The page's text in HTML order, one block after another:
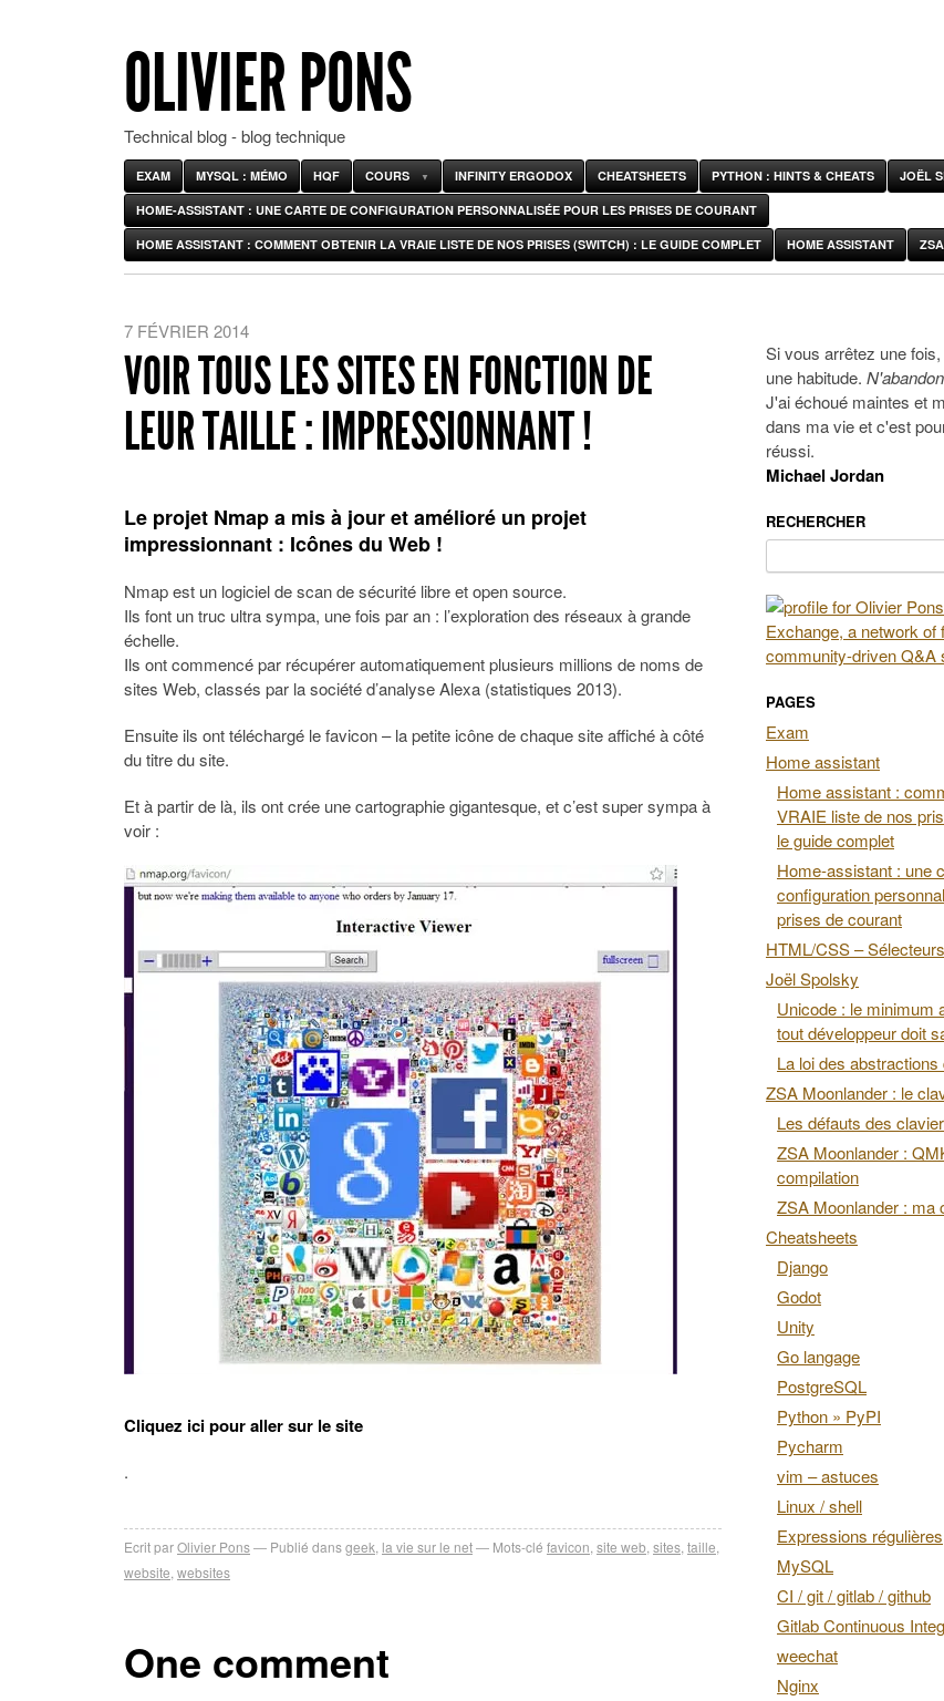
OLIVIER PONS
Technical blog - blog technique
EXAM MYSQL : MÉMO HQF COURS INFINITY ERGODOX CHEATSHEETS PYTHON : HINTS & CHEATS JOËL
HOME-ASSISTANT : UNE CARTE DE CONFIGURATION PERSONNALISÉE POUR LES PRISES DE COURANT
HOME ASSISTANT : COMMENT OBTENIR LA VRAIE LISTE DE NOS PRISES (SWITCH) : LE GUIDE COMPLET HOME ASSISTANT
7 FÉVRIER 2014
VOIR TOUS LES SITES EN FONCTION DE
LEUR TAILLE : IMPRESSIONNANT !
Le projet Nmap a mis à jour et amélioré un projet
impressionnant : Icônes du Web !
Nmap est un logiciel de scan de sécurité libre et open source.
Ils font un truc ultra sympa, une fois par an : l’exploration des réseaux à grande
échelle.
Ils ont commencé par récupérer automatiquement plusieurs millions de noms de
sites Web, classés par la société d’analyse Alexa (statistiques 2013).
Ensuite ils ont téléchargé le favicon – la petite icône de chaque site affiché à côté
du titre du site.
Et à partir de là, ils ont crée une cartographie gigantesque, et c’est super sympa à
voir :
Cliquez ici pour aller sur le site
.
Ecrit parOlivier Pons Publié dansgeek la vie sur le net Mots-clé favicon site web sites taille
website websites
One comment
Si vous arrêtez une
une habitude.
J'ai échoué maintes et
dans ma vie et c'est
réussi.
Michael Jordan
RECHERCHER
PAGES
Exam
Home assistant
Home assistant :
VRAIE liste de nos
le guide complet
Home-assistant : une
configuration
prises de courant
HTML/CSS – Sélecteurs
Joël Spolsky
Unicode : le minimum
tout développeur doit
La loi des abstractions
ZSA Moonlander : le
Les défauts des
ZSA Moonlander :
compilation
ZSA Moonlander : ma
Cheatsheets
Django
Godot
Unity
Go langage
PostgreSQL
Python » PyPI
Pycharm
vim – astuces
Linux / shell
Expressions régulières
MySQL
CI / git / gitlab / github
Gitlab Continuous
weechat
Nginx